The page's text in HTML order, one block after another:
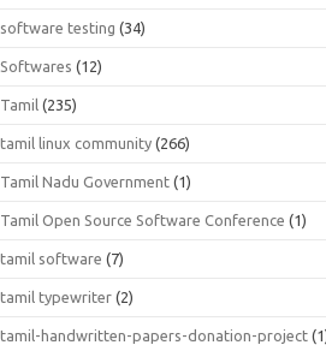
software testing (34)
Softwares (12)
Tamil (235)
tamil linux community (266)
Tamil Nadu Government (1)
Tamil Open Source Software Conference (1)
tamil software (7)
tamil typewriter (2)
tamil-handwritten-papers-donation-project